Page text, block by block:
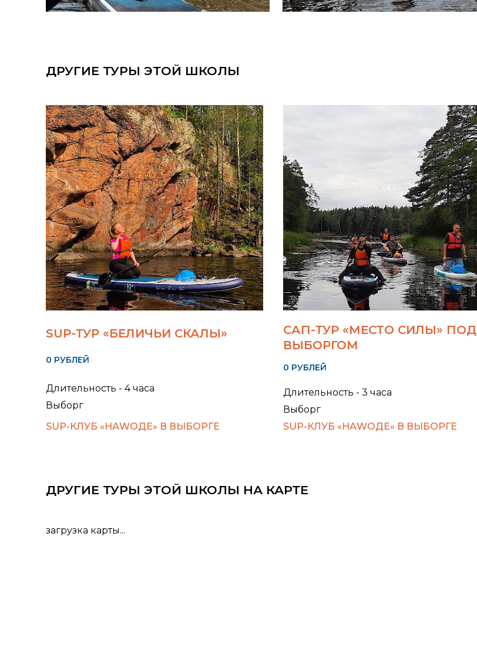
ДРУГИЕ ТУРЫ ЭТОЙ ШКОЛЫ
SUP-ТУР «БЕЛИЧЬИ СКАЛЫ»
0 РУБЛЕЙ
Длительность - 4 часа
Выборг
SUP-КЛУБ «НАWОДЕ» В ВЫБОРГЕ
САП-ТУР «МЕСТО СИЛЫ» ПОД
ВЫБОРГОМ
0 РУБЛЕЙ
Длительность - 3 часа
Выборг
SUP-КЛУБ «НАWОДЕ» В ВЫБОРГЕ
ДРУГИЕ ТУРЫ ЭТОЙ ШКОЛЫ НА КАРТЕ
загрузка карты...